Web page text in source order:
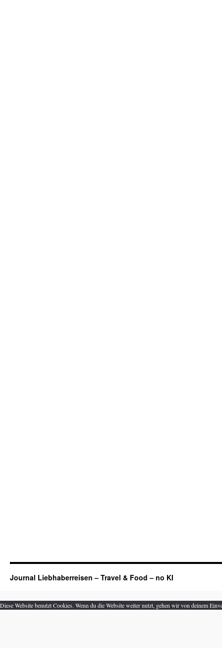
Journal Liebhaberreisen – Travel & Food – no KI
Diese Website benutzt Cookies. Wenn du die Website weiter nutzt, gehen wir von deinem